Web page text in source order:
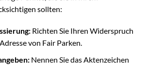
sollten:
Richten Sie Ihren Widerspruch
von Fair Parken.
Nennen Sie das Aktenzeichen